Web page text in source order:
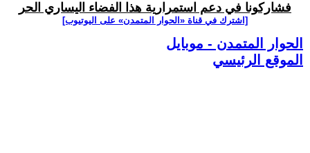
فشاركونا في دعم استمرارية هذا الفضاء اليساري الحر
[اشترك في قناة ‫«الحوار المتمدن» على اليوتيوب]
الحوار المتمدن - موبايل
الموقع الرئيسي